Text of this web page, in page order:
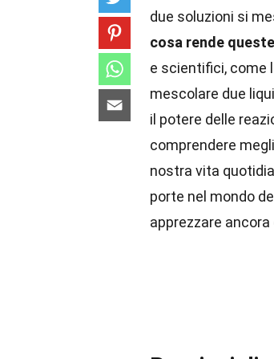
due soluzioni si
cosa rende
e scientifici, come
mescolare due
il potere delle
comprendere
nostra vita
porte nel mondo
apprezzare